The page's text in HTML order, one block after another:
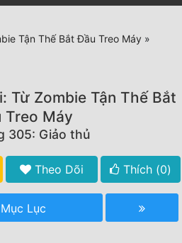
Tận Thế Bắt Đầu Treo Máy »
Từ Zombie Tận Thế Bắt
Treo Máy
305: Giảo thủ
Theo Dõi Thích (0)
Mục Lục